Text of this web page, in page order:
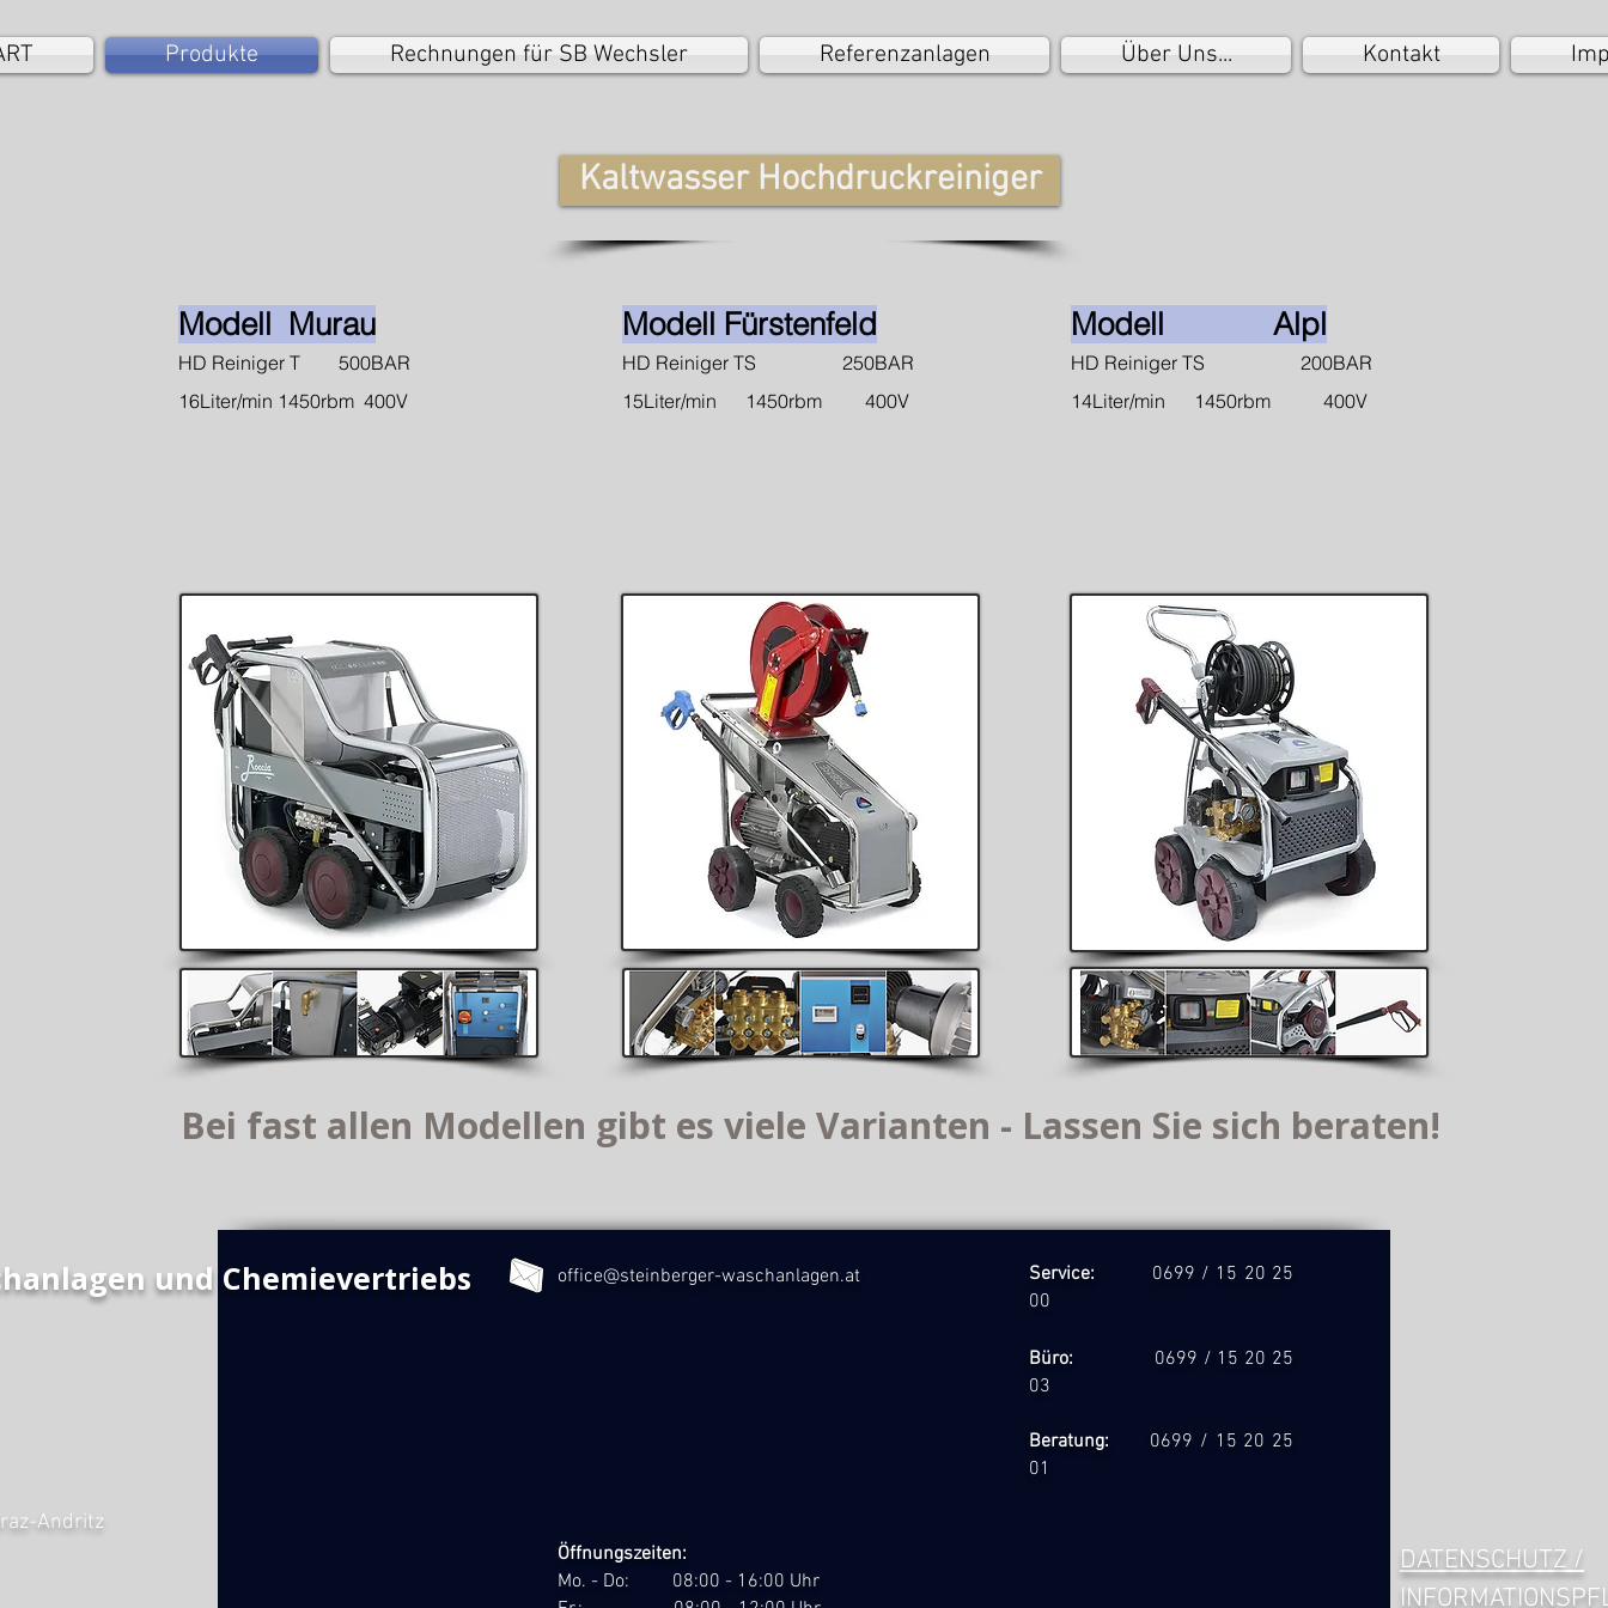
Produkte Rechnungen für SB Wechsler Referenzanlagen Über Uns... Kontakt
Kaltwasser Hochdruckreiniger
Modell Murau
HD Reiniger T 500BAR
16Liter/min 1450rbm 400V
Modell Fürstenfeld
HD Reiniger TS 250BAR
15Liter/min 1450rbm 400V
Modell Alpl
HD Reiniger TS 200BAR
14Liter/min 1450rbm 400V
Bei fast allen Modellen gibt es viele Varianten - Lassen Sie sich beraten!
und Chemievertriebs office@steinberger-waschanlagen.at Service:
0699 / 15 20 25
00
Büro: 0699 / 15 20 25
03
Beratung: 0699 / 15 20 25
01
Andritz
Öffnungszeiten:
Mo. - Do: 08:00 - 16:00 Uhr
DATENSCHUTZ /